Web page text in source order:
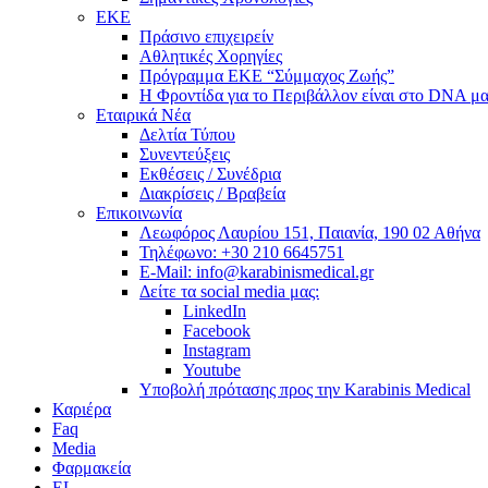
ΕΚΕ
Πράσινο επιχειρείν
Αθλητικές Χορηγίες
Πρόγραμμα ΕΚΕ “Σύμμαχος Ζωής”
Η Φροντίδα για το Περιβάλλον είναι στο DNA
Εταιρικά Νέα
Δελτία Τύπου
Συνεντεύξεις
Εκθέσεις / Συνέδρια
Διακρίσεις / Βραβεία
Επικοινωνία
Λεωφόρος Λαυρίου 151, Παιανία, 190 02 Αθήνα
Τηλέφωνο: +30 210 6645751
E-Mail: info@karabinismedical.gr
Δείτε τα social media μας:
LinkedIn
Facebook
Instagram
Youtube
Υποβολή πρότασης προς την Karabinis Medical
Καριέρα
Faq
Media
Φαρμακεία